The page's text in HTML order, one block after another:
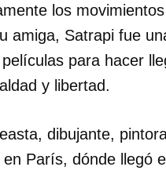
los
amiga, Satrapi fue
para hacer
y libertad.
dibujante,
París, dónde llegó